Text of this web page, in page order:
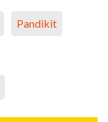
Pandikit